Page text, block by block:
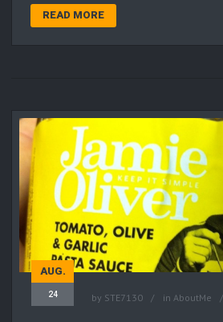
READ MORE
AUG.
24 by STE7130 in AboutMe